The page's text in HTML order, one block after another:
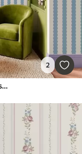
2
Falvédő Kék hullámzó csíkok minimalista stílusban